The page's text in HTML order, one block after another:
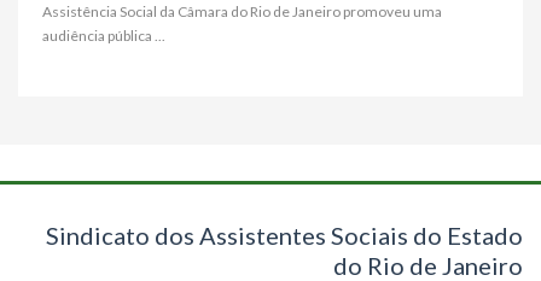
Assistência Social da Câmara do Rio de Janeiro promoveu uma
audiência pública ...
Sindicato dos Assistentes Sociais do Estado
do Rio de Janeiro